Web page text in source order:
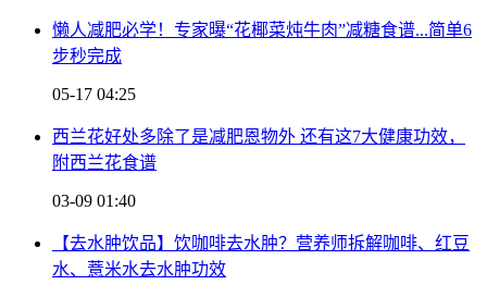
懒人减肥必学！专家曝“花椰菜炖牛肉”减糖食谱...简单6
步秒完成
05-17 04:25
西兰花好处多除了是减肥恩物外 还有这7大健康功效，
附西兰花食谱
03-09 01:40
【去水肿饮品】饮咖啡去水肿？营养师拆解咖啡、红豆
水、薏米水去水肿功效